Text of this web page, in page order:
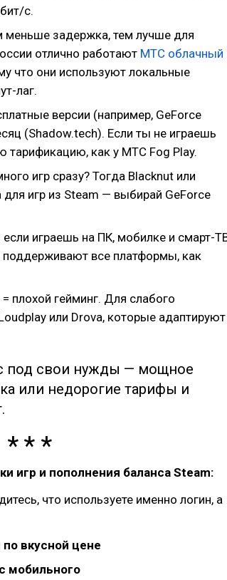
с.
меньше задержка, тем лучше для
отлично работают МТС облачный
что они используют локальные
лаг.
версии (например, GeForce
(Shadow.tech). Если ты не играешь
тарификацию, как у MTC Fog Play.
игр сразу? Тогда Blacknut или
игр из Steam — выбирай GeForce
если играешь на ПК, мобилке и смарт-
все платформы, как
= плохой гейминг. Для слабого
или Drova, которые адаптируют
под свои нужды — мощное
или недорогие тарифы и
игр и пополнения баланса Steam:
что используете именно логин, а
вкусной цене
мобильного